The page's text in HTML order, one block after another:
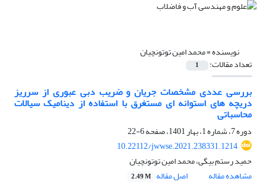
نویسنده =محمد امین توتونچیان
تعداد مقالات: 1
بررسی عددی مشخصات جریان و ضریب دبی عبوری از سرریز
دریچه های استوانه ای مستغرق با استفاده از دینامیک سیالات
محاسباتی
دوره 7، شماره 1، بهار 1401، صفحه
6-22
10.22112/jwwse.2021.238331.1214
حمید رستم بیگی، محمد امین توتونچیان
مشاهده مقاله
اصل مقاله 2.49 M